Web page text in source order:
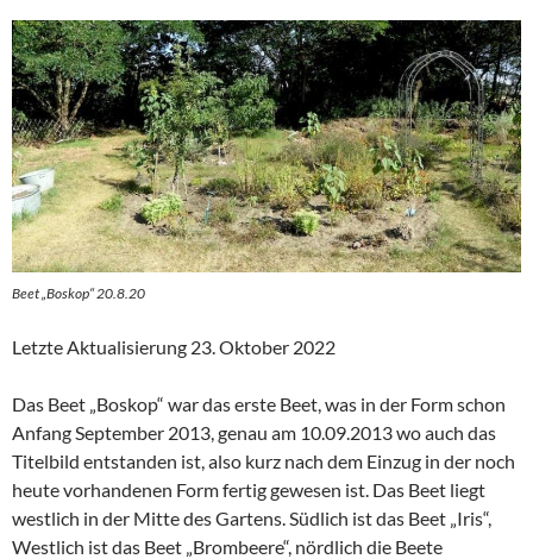
Beet „Boskop“ 20.8.20
Letzte Aktualisierung 23. Oktober 2022
Das Beet „Boskop“ war das erste Beet, was in der Form schon
Anfang September 2013, genau am 10.09.2013 wo auch das
Titelbild entstanden ist, also kurz nach dem Einzug in der noch
heute vorhandenen Form fertig gewesen ist. Das Beet liegt
westlich in der Mitte des Gartens. Südlich ist das Beet „Iris“,
Westlich ist das Beet „Brombeere“, nördlich die Beete